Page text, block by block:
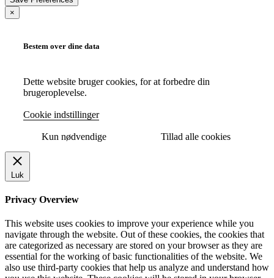
×
Bestem over dine data
Dette website bruger cookies, for at forbedre din
brugeroplevelse.
Cookie indstillinger
Kun nødvendige Tillad alle cookies
Luk
Privacy Overview
This website uses cookies to improve your experience while you
navigate through the website. Out of these cookies, the cookies that
are categorized as necessary are stored on your browser as they are
essential for the working of basic functionalities of the website. We
also use third-party cookies that help us analyze and understand how